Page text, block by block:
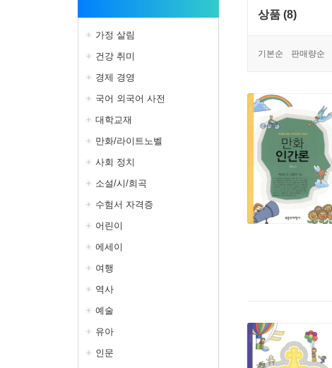
가정 살림
건강 취미
경제 경영
국어 외국어 사전
대학교재
만화/라이트노벨
사회 정치
소설/시/희곡
수험서 자격증
어린이
에세이
여행
역사
예술
유아
인문
상품 (8)
기본순 판매량순